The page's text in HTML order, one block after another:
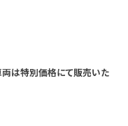
両は特別価格にて販売いた